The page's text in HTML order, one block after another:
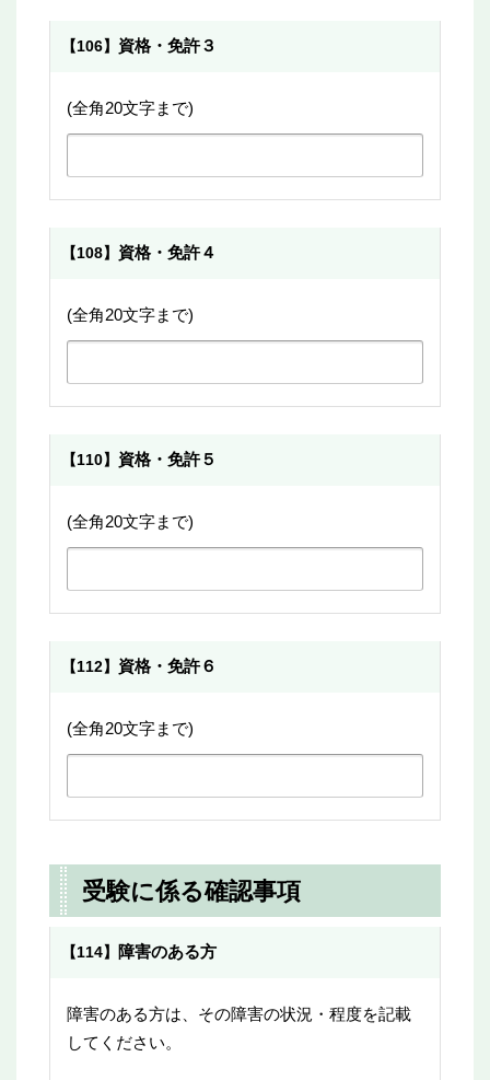
【106】 資格・免許３
(全角20文字まで)
【108】 資格・免許４
(全角20文字まで)
【110】 資格・免許５
(全角20文字まで)
【112】 資格・免許６
(全角20文字まで)
受験に係る確認事項
【114】 障害のある方
障害のある方は、その障害の状況・程度を記載
してください。